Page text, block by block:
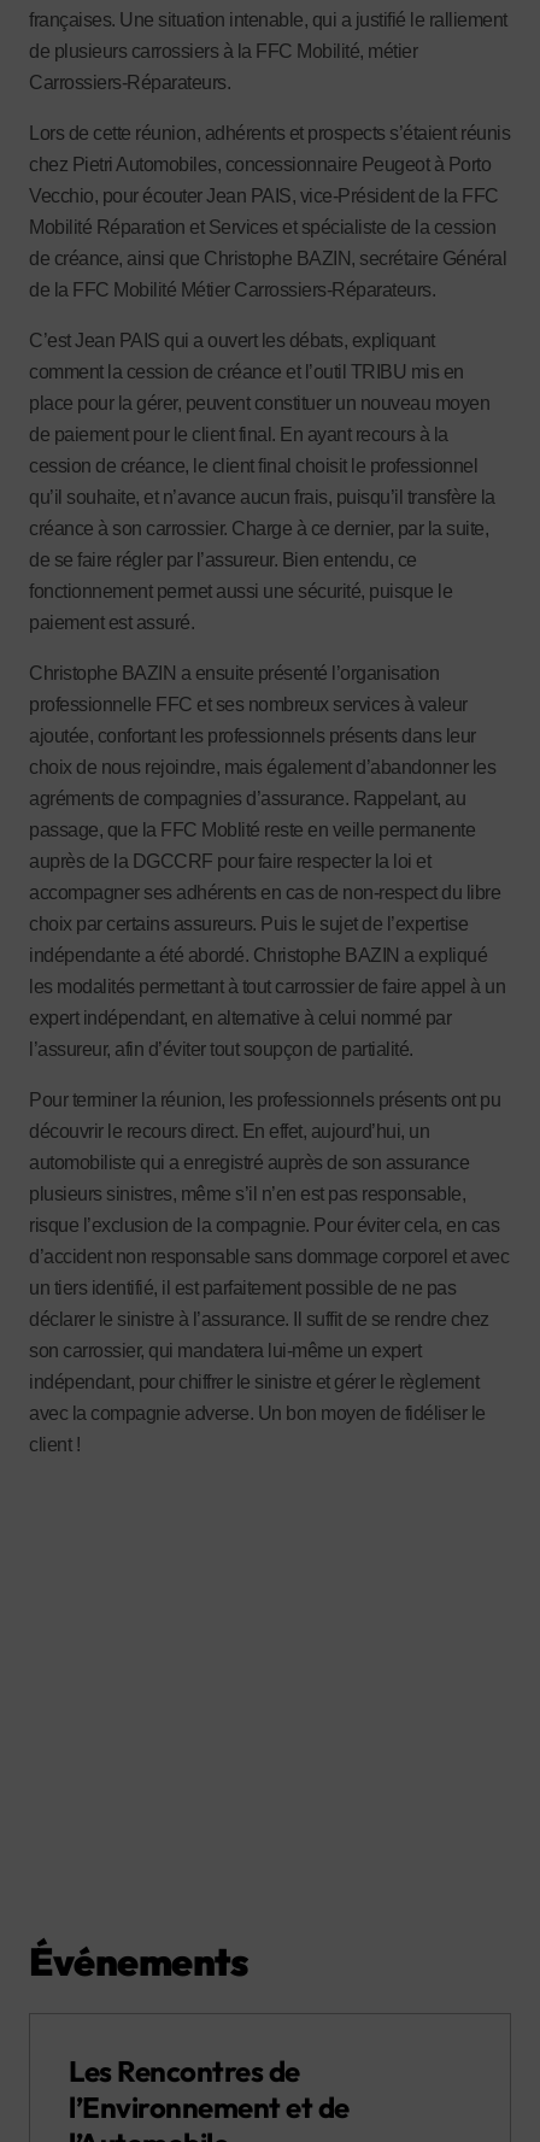
françaises. Une situation intenable, qui a justifié le ralliement
de plusieurs carrossiers à la FFC Mobilité, métier
Carrossiers-Réparateurs.
Lors de cette réunion, adhérents et prospects s’étaient réunis
chez Pietri Automobiles, concessionnaire Peugeot à Porto
Vecchio, pour écouter Jean PAIS, vice-Président de la FFC
Mobilité Réparation et Services et spécialiste de la cession
de créance, ainsi que Christophe BAZIN, secrétaire Général
de la FFC Mobilité Métier Carrossiers-Réparateurs.
C’est Jean PAIS qui a ouvert les débats, expliquant
comment la cession de créance et l’outil TRIBU mis en
place pour la gérer, peuvent constituer un nouveau moyen
de paiement pour le client final. En ayant recours à la
cession de créance, le client final choisit le professionnel
qu’il souhaite, et n’avance aucun frais, puisqu’il transfère la
créance à son carrossier. Charge à ce dernier, par la suite,
de se faire régler par l’assureur. Bien entendu, ce
fonctionnement permet aussi une sécurité, puisque le
paiement est assuré.
Christophe BAZIN a ensuite présenté l’organisation
professionnelle FFC et ses nombreux services à valeur
ajoutée, confortant les professionnels présents dans leur
choix de nous rejoindre, mais également d’abandonner les
agréments de compagnies d’assurance. Rappelant, au
passage, que la FFC Moblité reste en veille permanente
auprès de la DGCCRF pour faire respecter la loi et
accompagner ses adhérents en cas de non-respect du libre
choix par certains assureurs. Puis le sujet de l’expertise
indépendante a été abordé. Christophe BAZIN a expliqué
les modalités permettant à tout carrossier de faire appel à un
expert indépendant, en alternative à celui nommé par
l’assureur, afin d’éviter tout soupçon de partialité.
Pour terminer la réunion, les professionnels présents ont pu
découvrir le recours direct. En effet, aujourd’hui, un
automobiliste qui a enregistré auprès de son assurance
plusieurs sinistres, même s’il n’en est pas responsable,
risque l’exclusion de la compagnie. Pour éviter cela, en cas
d’accident non responsable sans dommage corporel et avec
un tiers identifié, il est parfaitement possible de ne pas
déclarer le sinistre à l’assurance. Il suffit de se rendre chez
son carrossier, qui mandatera lui-même un expert
indépendant, pour chiffrer le sinistre et gérer le règlement
avec la compagnie adverse. Un bon moyen de fidéliser le
client !
Événements
Les Rencontres de
l’Environnement et de